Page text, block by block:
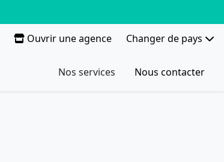
Ouvrir une agence Changer de pays
Nos services Nous contacter